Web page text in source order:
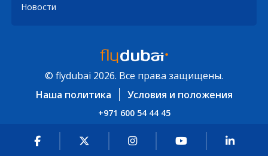
Новости
© flydubai 2026. Все права защищены.
Наша политика
Условия и положения
+971 600 54 44 45